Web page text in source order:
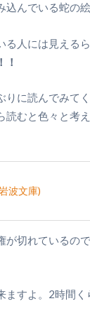
んでいる蛇の絵
る人には見える
！
りに読んでみて
読むと色々と考
波文庫)
が切れているの
ますよ。2時間く